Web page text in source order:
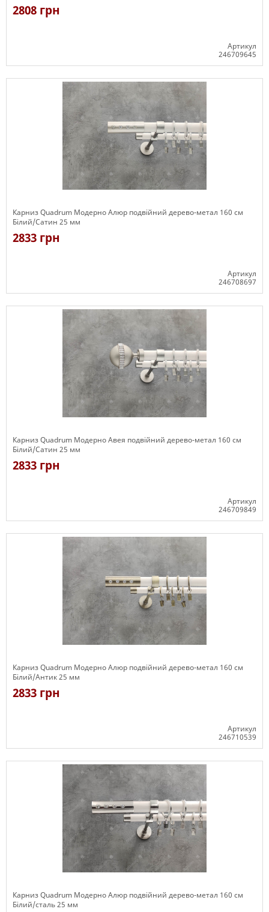
2808 грн
Артикул
246709645
Карниз Quadrum Модерно Алюр подвійний дерево-метал 160 см
Білий/Сатин 25 мм
2833 грн
Артикул
246708697
Карниз Quadrum Модерно Авея подвійний дерево-метал 160 см
Білий/Сатин 25 мм
2833 грн
Артикул
246709849
Карниз Quadrum Модерно Алюр подвійний дерево-метал 160 см
Білий/Антик 25 мм
2833 грн
Артикул
246710539
Карниз Quadrum Модерно Алюр подвійний дерево-метал 160 см
Білий/сталь 25 мм